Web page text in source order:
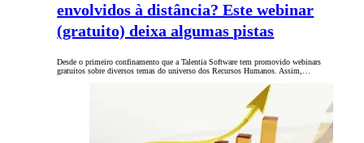
envolvidos à distância? Este webinar
(gratuito) deixa algumas pistas
Desde o primeiro confinamento que a Talentia Software tem promovido webinars
gratuitos sobre diversos temas do universo dos Recursos Humanos. Assim,…